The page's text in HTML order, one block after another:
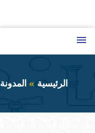
إلى
المحتوى
الرئيسية المدونة